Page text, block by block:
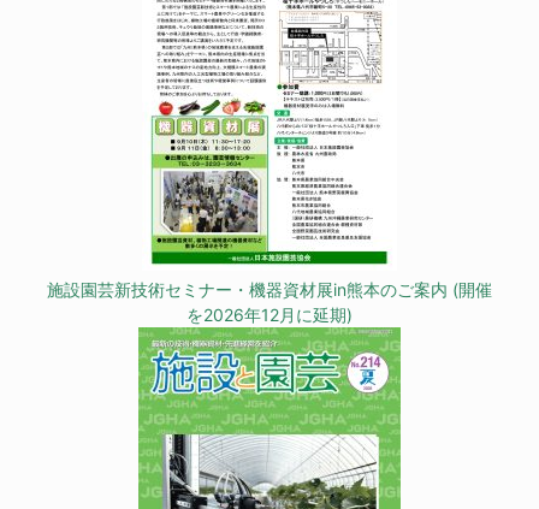
施設園芸新技術セミナー・機器資材展in熊本のご案内 (開催
を2026年12月に延期)